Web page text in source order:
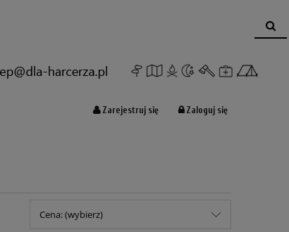
Zarejestruj się Zaloguj się
Cena: (wybierz)